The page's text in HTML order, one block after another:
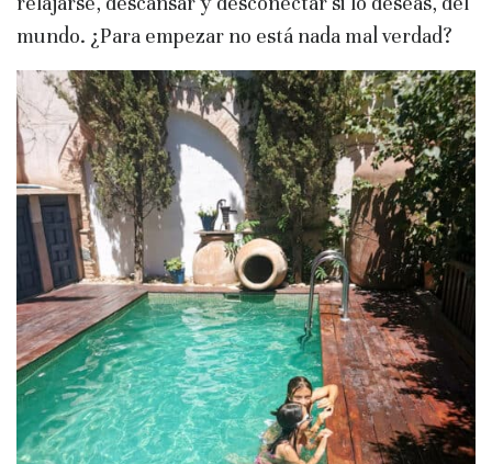
mundo. ¿Para empezar no está nada mal verdad?